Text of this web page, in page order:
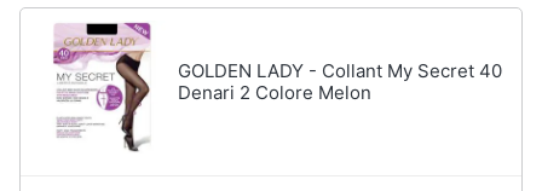
Brico
e
Giardinaggio
Bambino
Scarpe
bambino
Sandali
bambina
GOLDEN LADY - Collant My Secret 40
Denari 2 Colore Melon